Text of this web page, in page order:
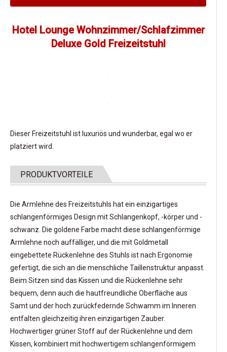
Hotel Lounge Wohnzimmer/Schlafzimmer
Deluxe Gold Freizeitstuhl
Dieser Freizeitstuhl ist luxuriös und wunderbar, egal wo er
platziert wird.
PRODUKTVORTEILE
Die Armlehne des Freizeitstuhls hat ein einzigartiges
schlangenförmiges Design mit Schlangenkopf, -körper und -
schwanz. Die goldene Farbe macht diese schlangenförmige
Armlehne noch auffälliger, und die mit Goldmetall
eingebettete Rückenlehne des Stuhls ist nach Ergonomie
gefertigt, die sich an die menschliche Taillenstruktur anpasst.
Beim Sitzen sind das Kissen und die Rückenlehne sehr
bequem, denn auch die hautfreundliche Oberfläche aus
Samt und der hoch zurückfedernde Schwamm im Inneren
entfalten gleichzeitig ihren einzigartigen Zauber.
Hochwertiger grüner Stoff auf der Rückenlehne und dem
Kissen, kombiniert mit hochwertigem schlangenförmigem